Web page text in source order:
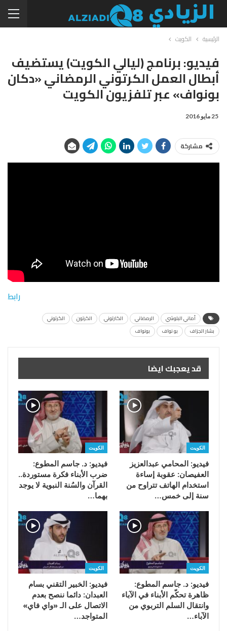
الرئيسية الكويت
فيديو: برنامج (ليالي الكويت) يستضيف
أبطال العمل الكرتوني الرمضاني «دكان
بونواف» عبر تلفزيون الكويت
25 مايو 2016
مشاركة
رابط
أماني البلوشي الرمضاني الكارتوني الكرتون
الكرتوني
بشار الجزاف
بو نواف بونواف
قد يعجبك ايضا
الكويت
فيديو: المحامي عبدالعزيز
العفيصان: عقوبة إساءة
استخدام الهاتف تتراوح من
سنة إلى خمس…
الكويت
فيديو: د. جاسم المطوع:
ضرب الأبناء فكرة مستوردة..
القرآن والسُنة النبوية لا يوجد
بهما…
الكويت
فيديو: د. جاسم المطوع:
ظاهرة تحكّم الأبناء في الآباء
وانتقال السلم التربوي من
الآباء…
الكويت
فيديو: الخبير التقني بسام
العبدان: دائما ننصح بعدم
الاتصال على الـ «واي فاي»
المتواجد…